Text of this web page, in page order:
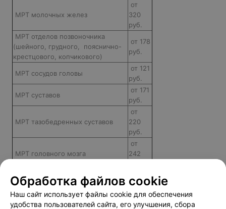
МРТ молочных желез
от
320
руб.
МРТ отделов позвоночника
(шейного, грудного, пояснично-
крестцового, копчикового)
от 178
руб.
МРТ сосудов головы
от 121
руб.
МРТ суставов
от 171
руб.
МРТ тазобедренных суставов
от
220
руб.
МРТ головного мозга
от
242
МРТ всего тела
695
руб.
Обработка файлов cookie
Наш сайт использует файлы cookie для обеспечения
удобства пользователей сайта, его улучшения, сбора